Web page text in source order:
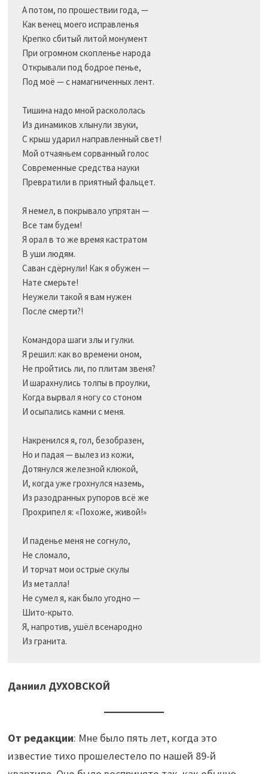
А потом, по прошествии года, —
Как венец моего исправленья
Крепко сбитый литой монумент
При огромном скопленье народа
Открывали под бодрое пенье,
Под моё — с намагниченных лент.
Тишина надо мной раскололась
Из динамиков хлынули звуки,
С крыш ударил направленный свет!
Мой отчаяньем сорванный голос
Современные средства науки
Превратили в приятный фальцет.
Я немел, в покрывало упрятан —
Все там будем!
Я орал в то же время кастратом
В уши людям.
Саван сдёрнули! Как я обужен —
Нате смерьте!
Неужели такой я вам нужен
После смерти?!
Командора шаги злы и гулки.
Я решил: как во времени оном,
Не пройтись ли, по плитам звеня?
И шарахнулись толпы в проулки,
Когда вырвал я ногу со стоном
И осыпались камни с меня.
Накренился я, гол, безобразен,
Но и падая — вылез из кожи,
Дотянулся железной клюкой,
И, когда уже грохнулся наземь,
Из разодранных рупоров всё же
Прохрипел я: «Похоже, живой!»
И паденье меня не согнуло,
Не сломало,
И торчат мои острые скулы
Из металла!
Не сумел я, как было угодно —
Шито-крыто.
Я, напротив, ушёл всенародно
Из гранита.
Даниил ДУХОВСКОЙ
От редакции: Мне было пять лет, когда это
известие тихо прошелестело по нашей 89-й